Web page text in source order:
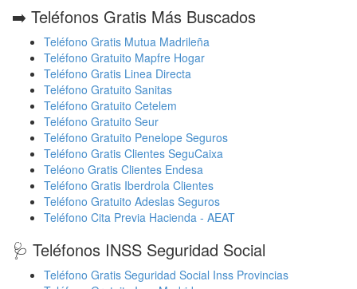
➡️ Teléfonos Gratis Más Buscados
Teléfono Gratis Mutua Madrileña
Teléfono Gratuito Mapfre Hogar
Teléfono Gratis Linea Directa
Teléfono Gratuito Sanitas
Teléfono Gratuito Cetelem
Teléfono Gratuito Seur
Teléfono Gratuito Penelope Seguros
Teléfono Gratis Clientes SeguCaixa
Teléono Gratis Clientes Endesa
Teléfono Gratis Iberdrola Clientes
Teléfono Gratuito Adeslas Seguros
Teléfono Cita Previa Hacienda - AEAT
🩺 Teléfonos INSS Seguridad Social
Teléfono Gratis Seguridad Social Inss Provincias